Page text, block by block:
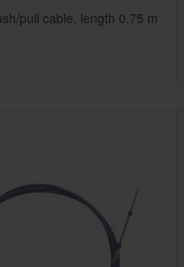
pull cable, length 0.75 m